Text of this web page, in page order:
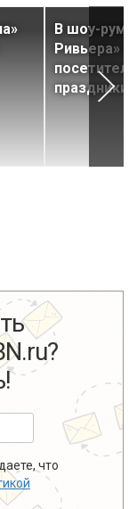
В шоу-
Ривьера»
праздники
что